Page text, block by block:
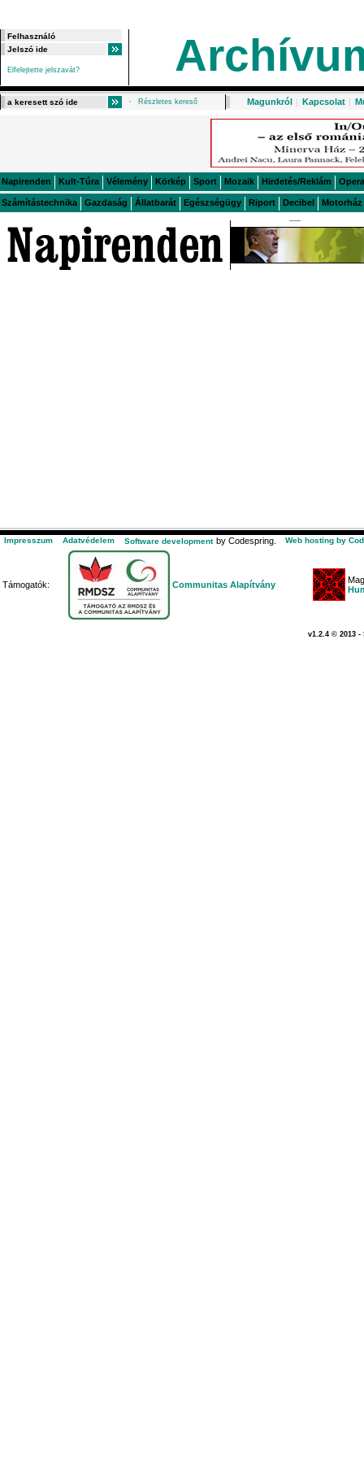
Elfelejtette jelszavát?
Részletes kereső Magunkról | Kapcsolat |
Napirenden Kult-Túra Vélemény Körkép Sport Mozaik Hirdetés/Reklám Opera
Számítástechnika Gazdaság Állatbarát Egészségügy Riport Decibel Motorház
Impresszum Adatvédelem Software development by Codespring. Web hosting by
Támogatók: Communitas Alapítvány
v1.2.4 © 2013